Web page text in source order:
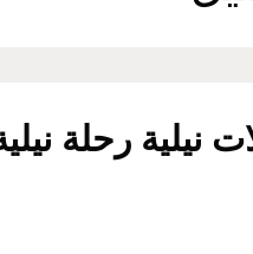
نيلية رحلة